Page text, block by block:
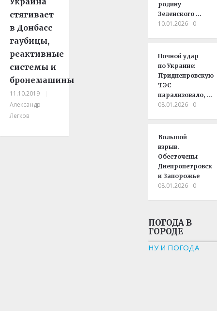
стягивает
в Донбасс
гаубицы,
реактивные
системы и
бронемашины
11.10.2019
Александр
Легков
родину
Зеленского …
10.01.2026 0
Ночной удар
по Украине:
Приднепровскую
ТЭС
парализовало, …
08.01.2026 0
Большой
взрыв.
Обесточены
Днепропетровск
и Запорожье
08.01.2026 0
ПОГОДА В
ГОРОДЕ
НУ И ПОГОДА